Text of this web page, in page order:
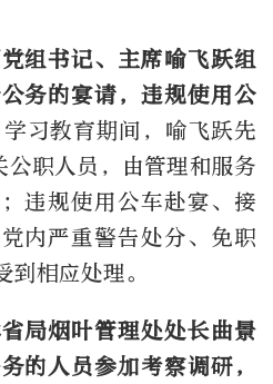
组书记、主席喻飞跃组
务的宴请，违规使用公
习教育期间，喻飞跃先
职人员，由管理和服务
违规使用公车赴宴、接
内严重警告处分、免职
相应处理。
局烟叶管理处处长曲景
的人员参加考察调研，